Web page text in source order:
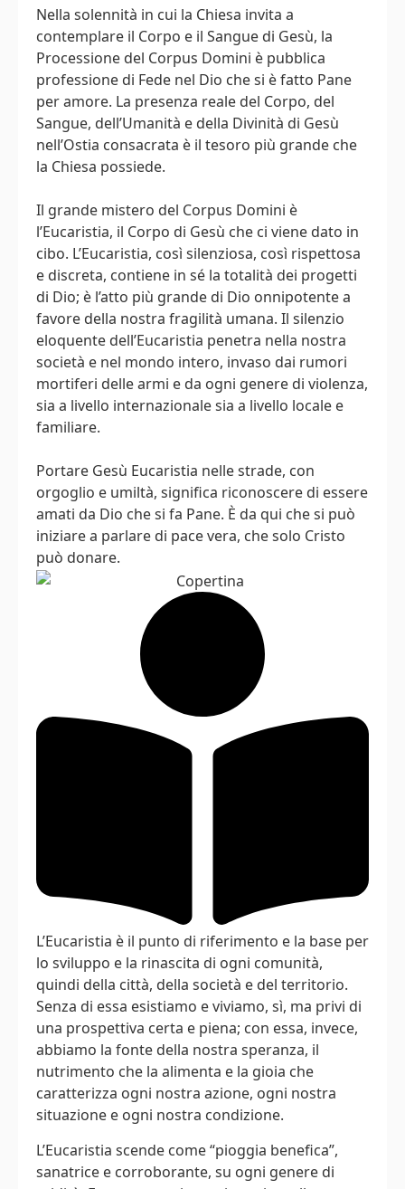
Nella solennità in cui la Chiesa invita a
contemplare il Corpo e il Sangue di Gesù, la
Processione del Corpus Domini è pubblica
professione di Fede nel Dio che si è fatto Pane
per amore. La presenza reale del Corpo, del
Sangue, dell’Umanità e della Divinità di Gesù
nell’Ostia consacrata è il tesoro più grande che
la Chiesa possiede.
Il grande mistero del Corpus Domini è
l’Eucaristia, il Corpo di Gesù che ci viene dato in
cibo. L’Eucaristia, così silenziosa, così rispettosa
e discreta, contiene in sé la totalità dei progetti
di Dio; è l’atto più grande di Dio onnipotente a
favore della nostra fragilità umana. Il silenzio
eloquente dell’Eucaristia penetra nella nostra
società e nel mondo intero, invaso dai rumori
mortiferi delle armi e da ogni genere di violenza,
sia a livello internazionale sia a livello locale e
familiare.
Portare Gesù Eucaristia nelle strade, con
orgoglio e umiltà, significa riconoscere di essere
amati da Dio che si fa Pane. È da qui che si può
iniziare a parlare di pace vera, che solo Cristo
può donare.
L’Eucaristia è il punto di riferimento e la base per
lo sviluppo e la rinascita di ogni comunità,
quindi della città, della società e del territorio.
Senza di essa esistiamo e viviamo, sì, ma privi di
una prospettiva certa e piena; con essa, invece,
abbiamo la fonte della nostra speranza, il
nutrimento che la alimenta e la gioia che
caratterizza ogni nostra azione, ogni nostra
situazione e ogni nostra condizione.
L’Eucaristia scende come “pioggia benefica”,
sanatrice e corroborante, su ogni genere di